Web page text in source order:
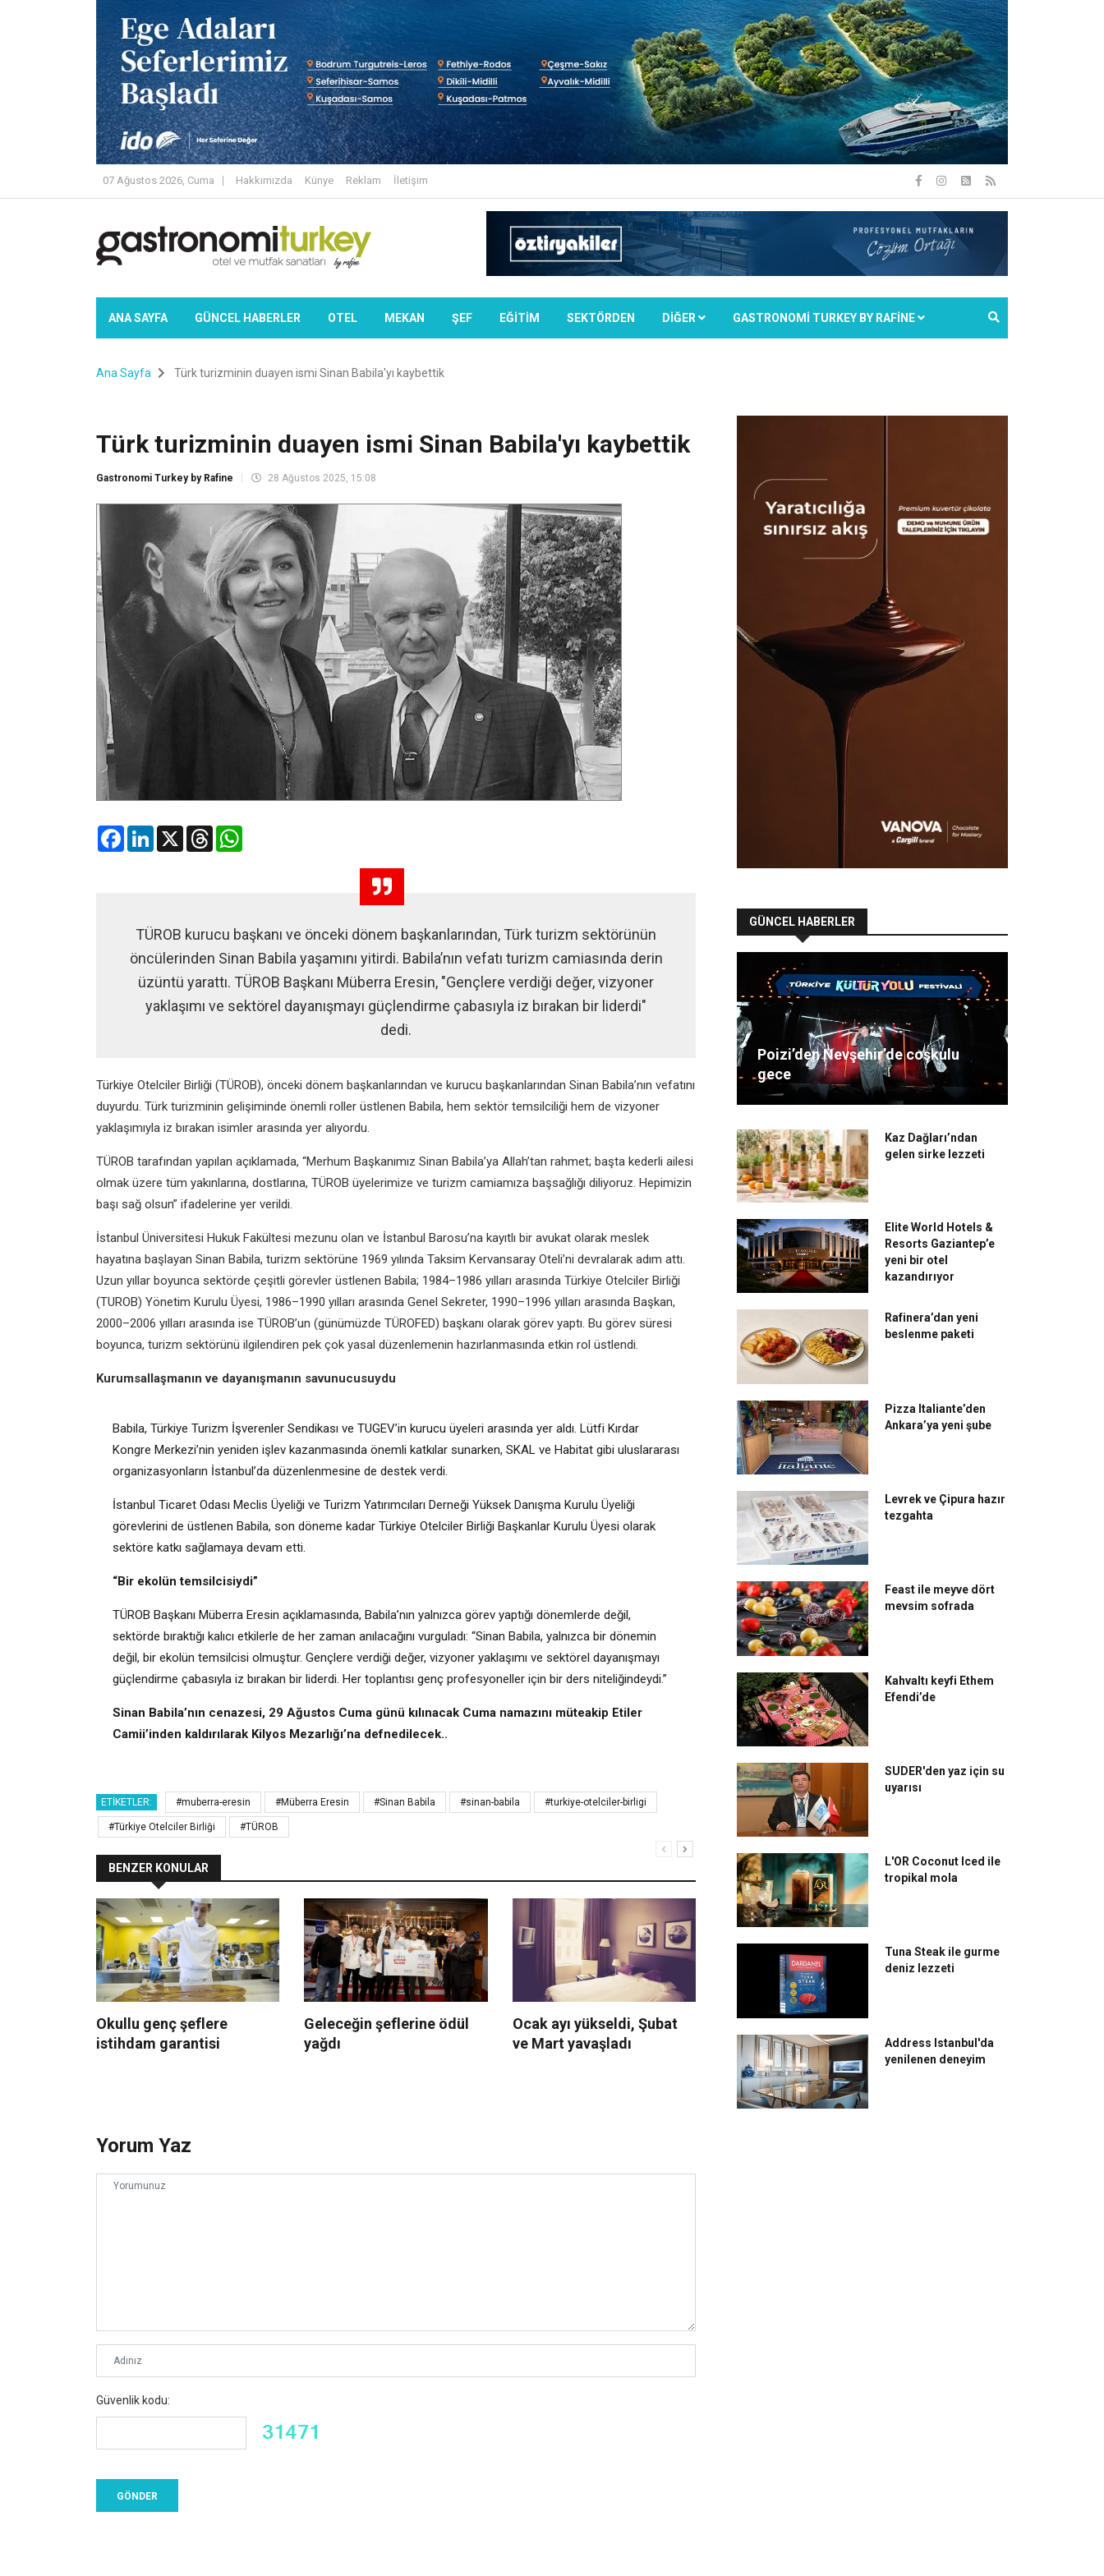
07 Ağustos 2026, Cuma Hakkımızda Künye Reklam İletişim
ANA SAYFA GÜNCEL HABERLER OTEL MEKAN ŞEF EĞİTİM SEKTÖRDEN DIĞER GASTRONOMİ TURKEY BY RAFİNE
Ana Sayfa Türk turizminin duayen ismi Sinan Babila'yı kaybettik
Türk turizminin duayen ismi Sinan Babila'yı kaybettik
Gastronomi Turkey by Rafine 28 Ağustos 2025, 15:08
FacebookLinkedIn
X Threads
TÜROB kurucu başkanı ve önceki dönem başkanlarından, Türk turizm sektörünün
öncülerinden Sinan Babila yaşamını yitirdi. Babila’nın vefatı turizm camiasında derin
üzüntü yarattı. TÜROB Başkanı Müberra Eresin, "Gençlere verdiği değer, vizyoner
yaklaşımı ve sektörel dayanışmayı güçlendirme çabasıyla iz bırakan bir liderdi"
dedi.
Türkiye Otelciler Birliği (TÜROB), önceki dönem başkanlarından ve kurucu başkanlarından Sinan Babila’nın vefatını
duyurdu. Türk turizminin gelişiminde önemli roller üstlenen Babila, hem sektör temsilciliği hem de vizyoner
yaklaşımıyla iz bırakan isimler arasında yer alıyordu.
TÜROB tarafından yapılan açıklamada, “Merhum Başkanımız Sinan Babila’ya Allah’tan rahmet; başta kederli ailesi
olmak üzere tüm yakınlarına, dostlarına, TÜROB üyelerimize ve turizm camiamıza başsağlığı diliyoruz. Hepimizin
başı sağ olsun” ifadelerine yer verildi.
İstanbul Üniversitesi Hukuk Fakültesi mezunu olan ve İstanbul Barosu’na kayıtlı bir avukat olarak meslek
hayatına başlayan Sinan Babila, turizm sektörüne 1969 yılında Taksim Kervansaray Oteli’ni devralarak adım attı.
Uzun yıllar boyunca sektörde çeşitli görevler üstlenen Babila; 1984–1986 yılları arasında Türkiye Otelciler Birliği
(TUROB) Yönetim Kurulu Üyesi, 1986–1990 yılları arasında Genel Sekreter, 1990–1996 yılları arasında Başkan,
2000–2006 yılları arasında ise TÜROB’un (günümüzde TÜROFED) başkanı olarak görev yaptı. Bu görev süresi
boyunca, turizm sektörünü ilgilendiren pek çok yasal düzenlemenin hazırlanmasında etkin rol üstlendi.
Kurumsallaşmanın ve dayanışmanın savunucusuydu
Babila, Türkiye Turizm İşverenler Sendikası ve TUGEV’in kurucu üyeleri arasında yer aldı. Lütfi Kırdar
Kongre Merkezi’nin yeniden işlev kazanmasında önemli katkılar sunarken, SKAL ve Habitat gibi uluslararası
organizasyonların İstanbul’da düzenlenmesine de destek verdi.
İstanbul Ticaret Odası Meclis Üyeliği ve Turizm Yatırımcıları Derneği Yüksek Danışma Kurulu Üyeliği
görevlerini de üstlenen Babila, son döneme kadar Türkiye Otelciler Birliği Başkanlar Kurulu Üyesi olarak
sektöre katkı sağlamaya devam etti.
“Bir ekolün temsilcisiydi”
TÜROB Başkanı Müberra Eresin açıklamasında, Babila’nın yalnızca görev yaptığı dönemlerde değil,
sektörde bıraktığı kalıcı etkilerle de her zaman anılacağını vurguladı: “Sinan Babila, yalnızca bir dönemin
değil, bir ekolün temsilcisi olmuştur. Gençlere verdiği değer, vizyoner yaklaşımı ve sektörel dayanışmayı
güçlendirme çabasıyla iz bırakan bir liderdi. Her toplantısı genç profesyoneller için bir ders niteliğindeydi.”
Sinan Babila’nın cenazesi, 29 Ağustos Cuma günü kılınacak Cuma namazını müteakip Etiler
Camii’inden kaldırılarak Kilyos Mezarlığı’na defnedilecek..
ETIKETLER: #muberra-eresin #Müberra Eresin #Sinan Babila #sinan-babila #turkiye-otelciler-birligi
#Türkiye Otelciler Birliği #TÜROB
BENZER KONULAR
Okullu genç şeflere
istihdam garantisi
Geleceğin şeflerine ödül
yağdı
Ocak ayı yükseldi, Şubat
ve Mart yavaşladı
Liseli genç şefler mutfakta
yeteneklerini konuşturdu
büfeyi kaldırın' tavsiyesi
Yorum Yaz
Güvenlik kodu:
GÜNCEL HABERLER
Poizi’den Nevşehir’de coşkulu
gece
Kaz Dağları’ndan
gelen sirke lezzeti
Elite World Hotels &
Resorts Gaziantep’e
yeni bir otel
kazandırıyor
Rafinera’dan yeni
beslenme paketi
Pizza Italiante’den
Ankara’ya yeni şube
Levrek ve Çipura hazır
tezgahta
Feast ile meyve dört
mevsim sofrada
Kahvaltı keyfi Ethem
Efendi’de
SUDER'den yaz için su
uyarısı
L'OR Coconut Iced ile
tropikal mola
Tuna Steak ile gurme
deniz lezzeti
Address Istanbul'da
yenilenen deneyim